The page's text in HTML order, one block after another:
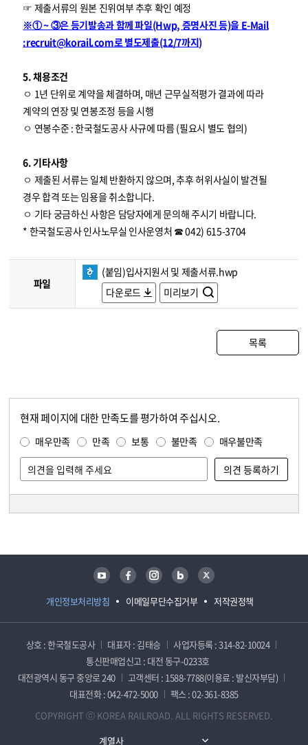
☞ 제출서류의 원본 진위여부 추후 확인 예정
※① ~ ③은 등기발송과 함께 파일(Hwp, 증명사진 등)을 E-Mail
:recruit@korail.com로 별도제출(12/7까지)
5. 채용조건
ㅇ 1년 단위로 계약을 체결하며, 매년 근무실적평가 결과에 따라
계약의 연장 및 연봉조정 등을 시행
ㅇ 연봉수준 : 한국철도공사 사규에 따름 (필요시 별도 협의)
6. 기타사항
ㅇ 제출된 서류는 일체 반환하지 않으며, 추후 허위사실이 발견될
경우 합격 또는 임용을 취소합니다.
ㅇ 기타 궁금하신 사항은 담당자에게 문의해 주시기 바랍니다.
* 한국철도공사 인사노무실 인사운영처 ☎ 042) 615-3704
파일
(붙임)입사지원서 및 제출서류.hwp
다운로드
미리보기
목록
현재 페이지에 대한 만족도를 평가하여 주십시오.
매우만족 만족 보통 불만족 매우불만족
개인정보처리방침 이메일무단수집거부 저작권정책
유튜브 페이스북 인스타그램 블로그 트위터
상호 : 한국철도공사 대표자 : 김태승
사업자등록 : 314-82-10024
통신판매업신고 : 대전 동구-0233호
대전광역시 동구 중앙로 240
고객센터 : 1588-7788(이용료 : 발신자부담)
대표전화 : 042-472-5000
팩스 : 02-361-8385
COPYRIGHT ⓒ KOREA RAILROAD. ALL RIGHTS RESERVED.
계열사